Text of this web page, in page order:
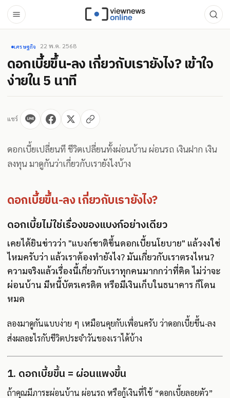
เศรษฐกิจ 22 พ.ค. 2568
ดอกเบี้ยขึ้น-ลง เกี่ยวกับเรายังไง? เข้าใจ
ง่ายใน 5 นาที
แชร์
ดอกเบี้ยเปลี่ยนที ชีวิตเปลี่ยนทั้งผ่อนบ้าน ผ่อนรถ เงินฝาก เงิน
ลงทุน มาดูกันว่าเกี่ยวกับเรายังไงบ้าง
ดอกเบี้ยขึ้น-ลง เกี่ยวกับเรายังไง?
ดอกเบี้ยไม่ใช่เรื่องของแบงก์อย่างเดียว
เคยได้ยินข่าวว่า "แบงก์ชาติขึ้นดอกเบี้ยนโยบาย" แล้วงงใช่
ไหมครับว่า แล้วเราต้องทำยังไง? มันเกี่ยวกับเราตรงไหน?
ความจริงแล้วเรื่องนี้เกี่ยวกับเราทุกคนมากกว่าที่คิด ไม่ว่าจะ
ผ่อนบ้าน มีหนี้บัตรเครดิต หรือมีเงินเก็บในธนาคาร ก็โดน
หมด
ลองมาดูกันแบบง่าย ๆ เหมือนคุยกับเพื่อนครับ ว่าดอกเบี้ยขึ้น-ลง
ส่งผลอะไรกับชีวิตประจำวันของเราได้บ้าง
1. ดอกเบี้ยขึ้น = ผ่อนแพงขึ้น
ถ้าคุณมีภาระผ่อนบ้าน ผ่อนรถ หรือกู้เงินที่ใช้ “ดอกเบี้ยลอยตัว”